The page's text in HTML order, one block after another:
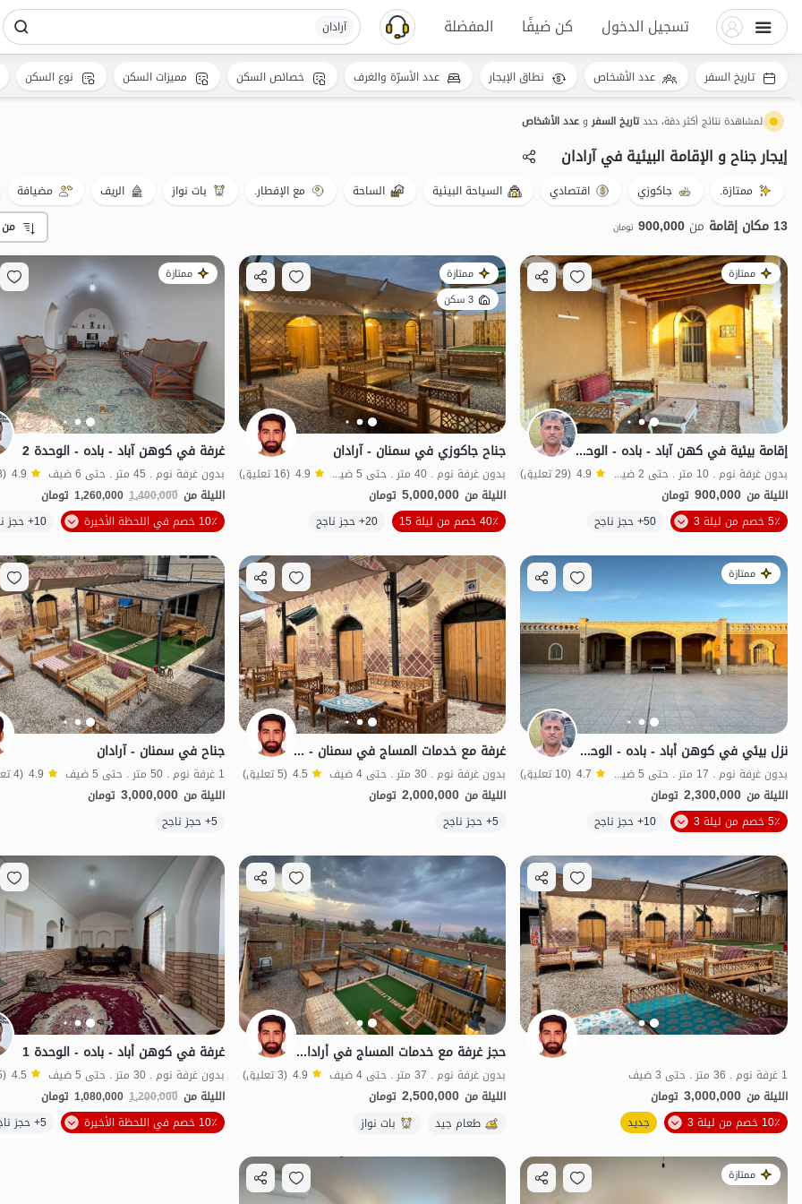
تسجيل الدخول كن ضيفًا المفضلة آرادان
لمشاهدة نتائج أكثر دقة، حددتاريخ السفروعدد الأشخاص
إيجار جناح و الإقامة البيئية في آرادان
ممتازة. جاكوزي اقتصادي السياحة البيئية الساحة مع الإفطار. بات نواز الريف مضيافة
13 مكان إقامة من 900,000 تومان
ممتازة
إقامة بيئية في كهن آباد - باده - الوحدة 106
بدون غرفة نوم . 10 متر . حتى 2 ضيف 4.9 (29 تعليق)
الليلة من 900,000 تومان
5٪ خصم من ليلة 3
50+ حجز ناجح اقتصادي الموقع على الخريطة
ممتازة
3 سكن
جناح جاكوزي في سمنان - آرادان
بدون غرفة نوم . 40 متر . حتى 5 ضيف 4.9 (16 تعليق)
الليلة من 5,000,000 تومان
40٪ خصم من ليلة 15
20+ حجز ناجح طعام جيد بات نواز مناسبة
ممتازة
غرفة في كوهن آباد - باده - الوحدة 2
بدون غرفة نوم . 45 متر . حتى 6 ضيف 4.9 (8 تعليق)
الليلة من 1,400,000
1,260,000 تومان
10٪ خصم في اللحظة الأخيرة
10+ حجز ناجح
ممتازة
نزل بيئي في كوهن أباد - باده - الوحدة 102
بدون غرفة نوم . 17 متر . حتى 5 ضيف 4.7 (10 تعليق)
الليلة من 2,300,000 تومان
5٪ خصم من ليلة 3
10+ حجز ناجح الموقع على الخريطة
غرفة مع خدمات المساج في سمنان - آرادان - خان 5
بدون غرفة نوم . 30 متر . حتى 4 ضيف 4.5 (5 تعليق)
الليلة من 2,000,000 تومان
5+ حجز ناجح
طعام جيد
جناح في سمنان - آرادان
1 غرفة نوم . 50 متر . حتى 5 ضيف 4.9 (4 تعليق)
الليلة من 3,000,000 تومان
5+ حجز ناجح
1 غرفة نوم . 36 متر . حتى 3 ضيف
الليلة من 3,000,000 تومان
10٪ خصم من ليلة 3
جديد طعام جيد بات نواز الموقع على الخريطة
حجز غرفة مع خدمات المساج في أرادان - خان 4
بدون غرفة نوم . 37 متر . حتى 4 ضيف 4.9 (3 تعليق)
الليلة من 2,500,000 تومان
طعام جيد
بات نواز الموقع على الخريطة
غرفة في كوهن أباد - باده - الوحدة 1
بدون غرفة نوم . 30 متر . حتى 5 ضيف 4.5 (5 تعليق)
الليلة من 1,200,000
1,080,000 تومان
10٪ خصم في اللحظة الأخيرة
5+ حجز ناجح
ممتازة
تاريخ السفر عدد الأشخاص نطاق الإيجار عدد الأسرّة والغرف خصائص السكن مميزات السكن نوع السكن